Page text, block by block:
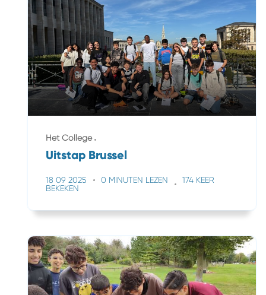
Het College
Uitstap Brussel
18 09 2025 0 MINUTEN LEZEN
174 KEER
BEKEKEN